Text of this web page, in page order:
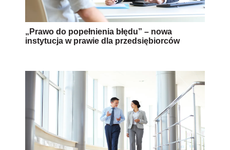
„Prawo do popełnienia błędu” – nowa
instytucja w prawie dla przedsiębiorców